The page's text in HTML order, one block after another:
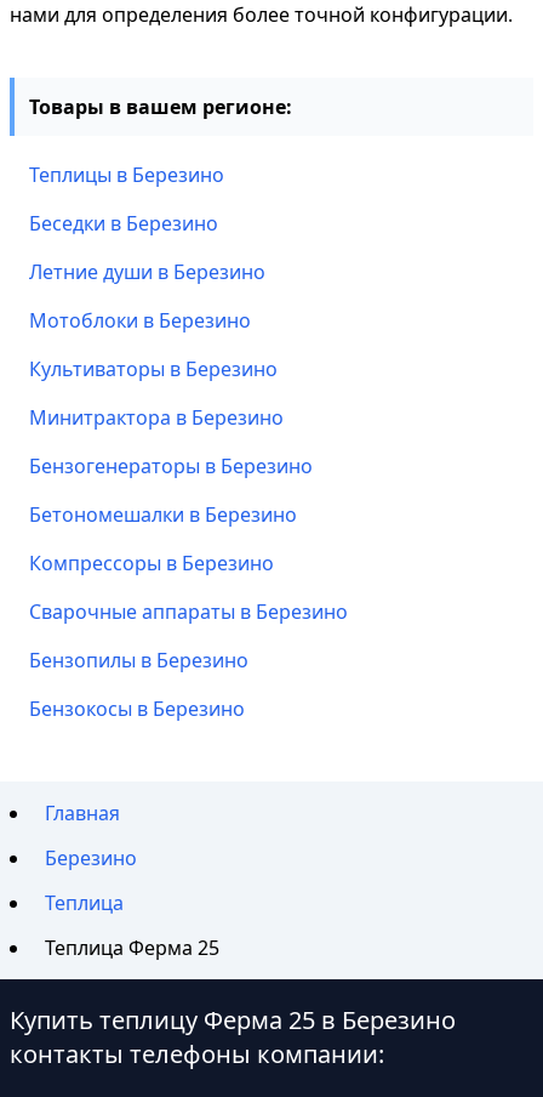
нами для определения более точной конфигурации.
Товары в вашем регионе:
Теплицы в Березино
Беседки в Березино
Летние души в Березино
Мотоблоки в Березино
Культиваторы в Березино
Минитрактора в Березино
Бензогенераторы в Березино
Бетономешалки в Березино
Компрессоры в Березино
Сварочные аппараты в Березино
Бензопилы в Березино
Бензокосы в Березино
Главная
Березино
Теплица
Теплица Ферма 25
Купить теплицу Ферма 25 в Березино
контакты телефоны компании: